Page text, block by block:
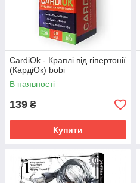
CardiOk - Краплі від гіпертонії
(КардіОк) bobi
В наявності
139 ₴
Купити